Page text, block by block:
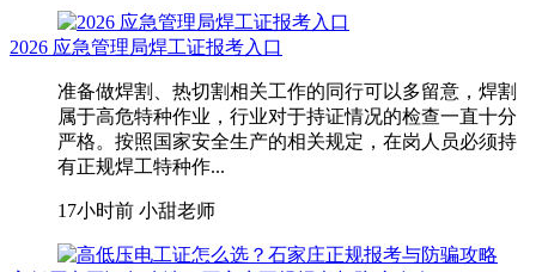
2026 应急管理局焊工证报考入口
准备做焊割、热切割相关工作的同行可以多留意，焊割
属于高危特种作业，行业对于持证情况的检查一直十分
严格。按照国家安全生产的相关规定，在岗人员必须持
有正规焊工特种作...
17小时前 小甜老师